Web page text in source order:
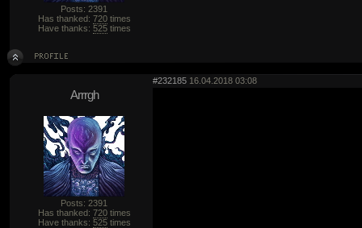
Posts: 2391
Has thanked: 720times
Have thanks: 525times
#232185 16.04.2018 03:08
Arrrgh
Posts: 2391
Has thanked: 720times
Have thanks: 525times